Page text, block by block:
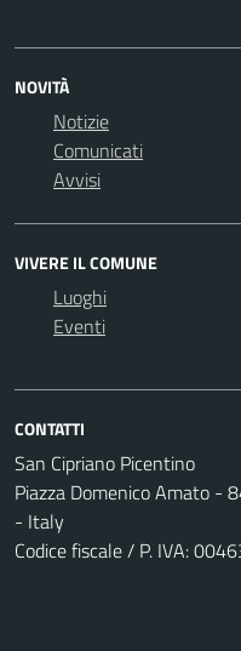
NOVITÀ
Notizie
Comunicati
Avvisi
VIVERE IL COMUNE
Luoghi
Eventi
CONTATTI
San Cipriano Picentino
Piazza Domenico Amato -
- Italy
Codice fiscale / P. IVA: